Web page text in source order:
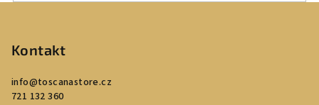
Kontakt
info@toscanastore.cz
721 132 360